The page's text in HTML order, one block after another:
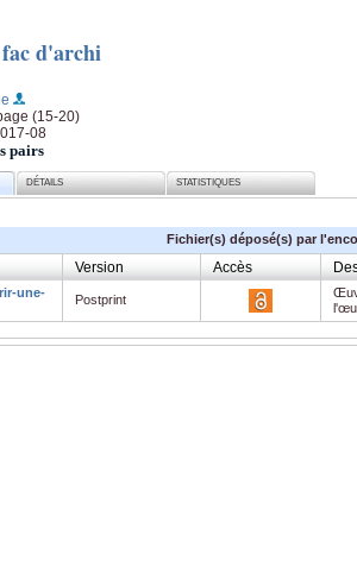
d'archi
(15-20)
08
pairs
DÉTAILS STATISTIQUES
Fichier(s) déposé(s) par
Version Accès
une-
Postprint